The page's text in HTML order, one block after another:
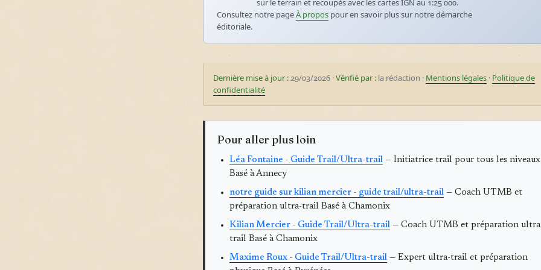
sur le terrain et recoupés avec les cartes IGN au 1:25 000.
Consultez notre pageÀ propos pour en savoir plus sur notre démarche
éditoriale.
Dernière mise à jour :29/03/2026 ·Vérifié par : la rédaction · Mentions légales · Politique de
confidentialité
Pour aller plus loin
Léa Fontaine - Guide Trail/Ultra-trail — Initiatrice trail pour tous les niveaux
Basé à Annecy
notre guide sur kilian mercier - guide trail/ultra-trail — Coach UTMB et
préparation ultra-trail Basé à Chamonix
Kilian Mercier - Guide Trail/Ultra-trail — Coach UTMB et préparation
trail Basé à Chamonix
Maxime Roux - Guide Trail/Ultra-trail — Expert ultra-trail et préparation